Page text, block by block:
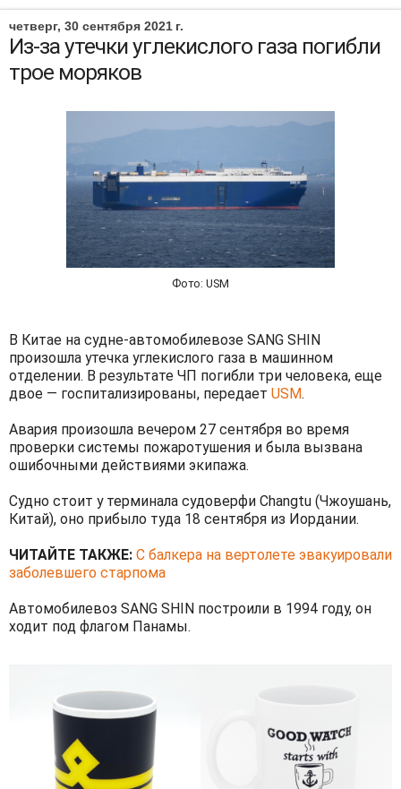
четверг, 30 сентября 2021 г.
Из-за утечки углекислого газа погибли
трое моряков
Фото: USM
В Китае на судне-автомобилевозе SANG SHIN
произошла утечка углекислого газа в машинном
отделении. В результате ЧП погибли три человека, еще
двое — госпитализированы, передает USM.
Авария произошла вечером 27 сентября во время
проверки системы пожаротушения и была вызвана
ошибочными действиями экипажа.
Судно стоит у терминала судоверфи Changtu (Чжоушань,
Китай), оно прибыло туда 18 сентября из Иордании.
ЧИТАЙТЕ ТАКЖЕ: С балкера на вертолете эвакуировали
заболевшего старпома
Автомобилевоз SANG SHIN построили в 1994 году, он
ходит под флагом Панамы.